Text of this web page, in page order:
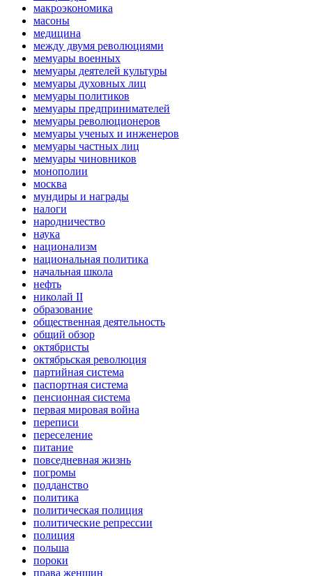
макроэкономика
масоны
медицина
между двумя революциями
мемуары военных
мемуары деятелей культуры
мемуары духовных лиц
мемуары политиков
мемуары предпринимателей
мемуары революционеров
мемуары ученых и инженеров
мемуары частных лиц
мемуары чиновников
монополии
москва
мундиры и награды
налоги
народничество
наука
национализм
национальная политика
начальная школа
нефть
николай II
образование
общественная деятельность
общий обзор
октябристы
октябрьская революция
партийная система
паспортная система
пенсионная система
первая мировая война
переписи
переселение
питание
повседневная жизнь
погромы
подданство
политика
политическая полиция
политические репрессии
полиция
польша
пороки
права женщин